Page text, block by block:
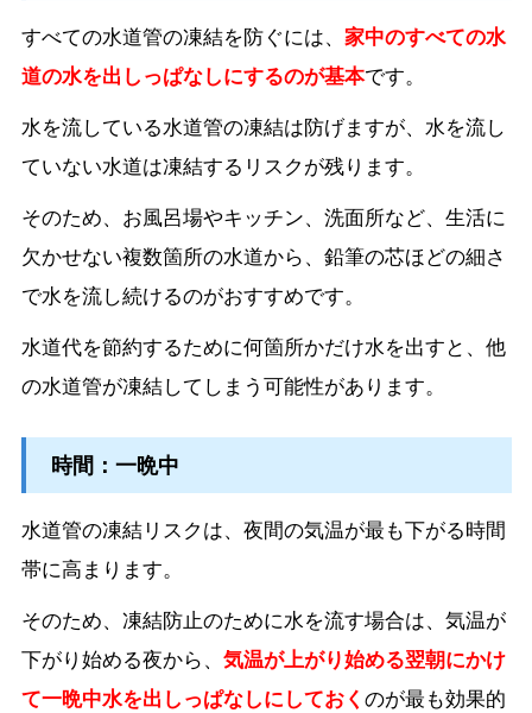
すべての水道管の凍結を防ぐには、 家中のすべての水
道の水を出しっぱなしにするのが基本です。
水を流している水道管の凍結は防げますが、水を流し
ていない水道は凍結するリスクが残ります。
そのため、お風呂場やキッチン、洗面所など、生活に
欠かせない複数箇所の水道から、鉛筆の芯ほどの細さ
で水を流し続けるのがおすすめです。
水道代を節約するために何箇所かだけ水を出すと、他
の水道管が凍結してしまう可能性があります。
時間：一晩中
水道管の凍結リスクは、夜間の気温が最も下がる時間
帯に高まります。
そのため、凍結防止のために水を流す場合は、気温が
下がり始める夜から、 気温が上がり始める翌朝にかけ
て一晩中水を出 しっぱなしにしておく のが最も効果的